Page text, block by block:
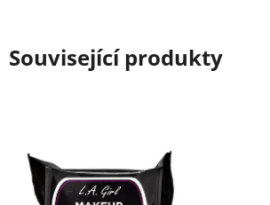
Související produkty